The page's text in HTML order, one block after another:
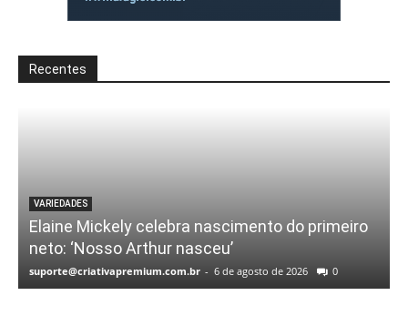
Recentes
VARIEDADES
Elaine Mickely celebra nascimento do primeiro
neto: ‘Nosso Arthur nasceu’
suporte@criativapremium.com.br - 6 de agosto de 2026 0